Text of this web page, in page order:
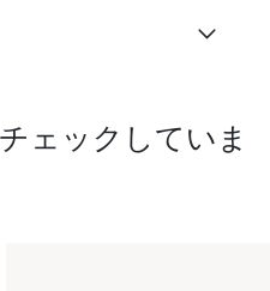
ェックしていま